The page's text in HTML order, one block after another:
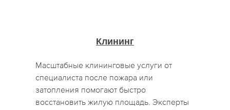
Клининг
Масштабные клининговые услуги от
специалиста после пожара или
затопления помогают быстро
восстановить жилую площадь. Эксперты